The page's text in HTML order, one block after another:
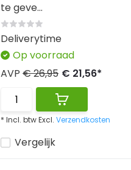
te geve...
Vergelijk
Deliverytime
Op voorraad
AVP € 26,95 € 21,56*
* Incl. btw Excl. Verzendkosten